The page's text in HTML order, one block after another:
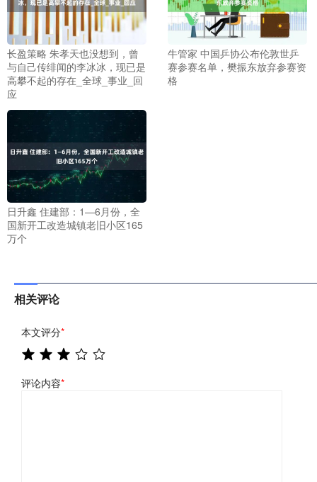
长盈策略 朱孝天也没想到，曾
与自己传绯闻的李冰冰，现已是
高攀不起的存在_全球_事业_回
应
牛管家 中国乒协公布伦敦世乒
赛参赛名单，樊振东放弃参赛资
格
日升鑫 住建部：1—6月份，全
国新开工改造城镇老旧小区165
万个
相关评论
本文评分*
评论内容*